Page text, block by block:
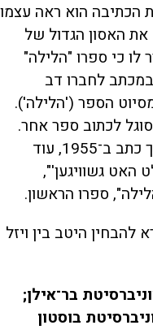
הכתיבה הוא ראה עצמו
האסון הגדול של
התברר לו כי ספרו "הלילה"
לחברו דב
הספר ('הלילה').
לכתוב ספר אחר.
ואני חולם הרי להשיג פרס נובל". כך כתב ב־1955, עוד
האט גשוויגען'",
ספרו הראשון.
היטב בין ויזל
בר־אילן;
בוסטון